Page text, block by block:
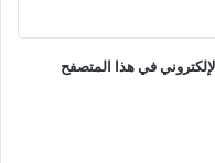
في هذا المتصفح